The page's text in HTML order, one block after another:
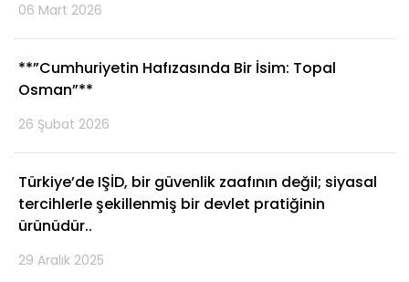
06 Mart 2026
**”Cumhuriyetin Hafızasında Bir İsim: Topal
Osman”**
26 Şubat 2026
Türkiye’de IŞİD, bir güvenlik zaafının değil; siyasal
tercihlerle şekillenmiş bir devlet pratiğinin
ürünüdür..
29 Aralık 2025